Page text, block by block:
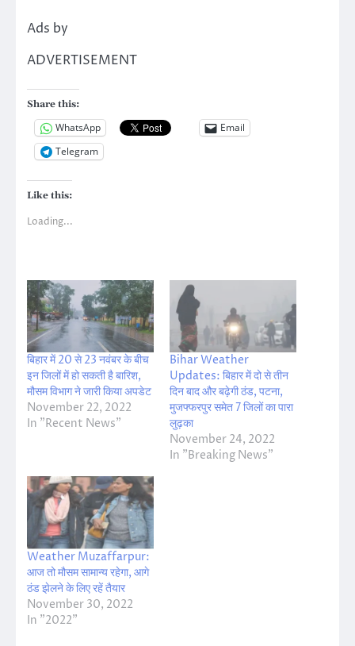
Ads by
ADVERTISEMENT
Share this:
WhatsApp
Email
Telegram
Like this:
Loading...
बिहार में 20 से 23 नवंबर के बीच
इन जिलों में हो सकती है बारिश,
मौसम विभाग ने जारी किया अपडेट
November 22, 2022
In "Recent News"
Bihar Weather
Updates: बिहार में दो से तीन
दिन बाद और बढ़ेगी ठंड, पटना,
मुजफ्फरपुर समेत 7 जिलों का पारा
लुढ़का
November 24, 2022
In "Breaking News"
Weather Muzaffarpur:
आज तो मौसम सामान्य रहेगा, आगे
ठंड झेलने के लिए रहें तैयार
November 30, 2022
In "2022"